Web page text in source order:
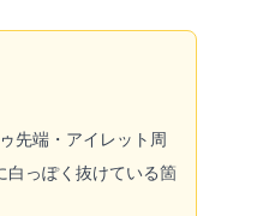
先端・アイレット周
白っぽく抜けている箇